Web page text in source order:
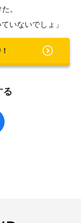
。
いないでしょ」
る